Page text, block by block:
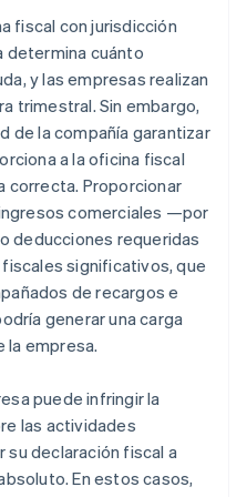
fiscal con jurisdicción
determina cuánto
y las empresas realizan
trimestral. Sin embargo,
de la compañía garantizar
a la oficina fiscal
correcta. Proporcionar
comerciales —por
deducciones requeridas
significativos, que
de recargos e
generar una carga
la empresa.
puede infringir la
las actividades
su declaración fiscal a
En estos casos,